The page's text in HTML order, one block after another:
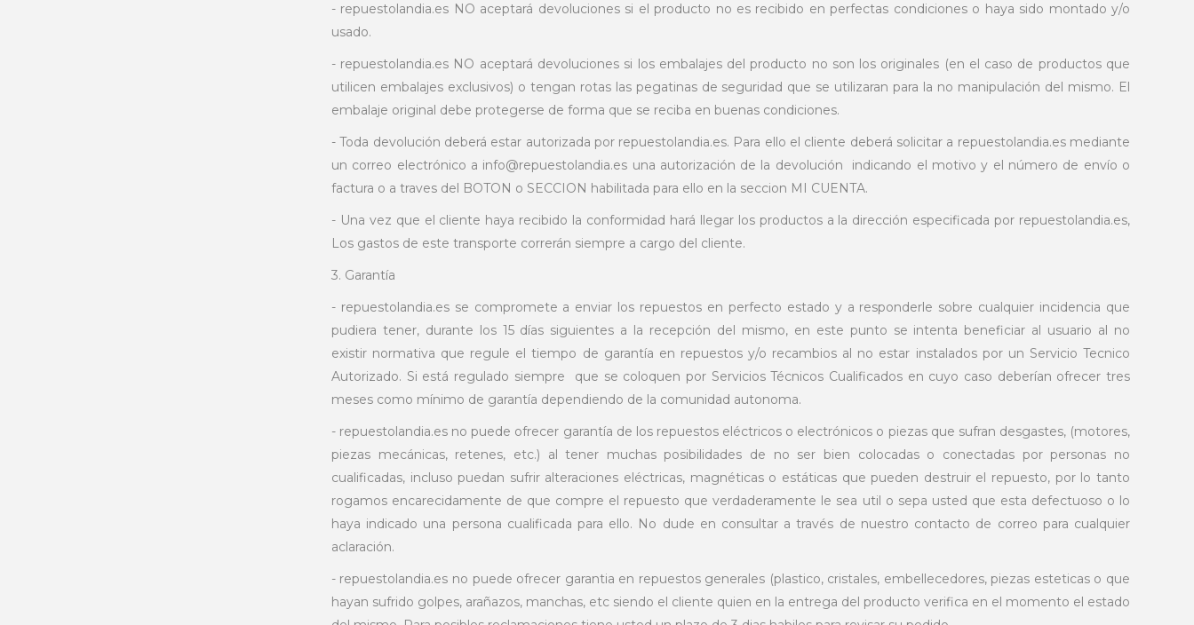
- repuestolandia.es NO aceptará devoluciones si el producto no es recibido en perfectas condiciones o haya sido montado y/o
usado.
- repuestolandia.es NO aceptará devoluciones si los embalajes del producto no son los originales (en el caso de productos que
utilicen embalajes exclusivos) o tengan rotas las pegatinas de seguridad que se utilizaran para la no manipulación del mismo. El
embalaje original debe protegerse de forma que se reciba en buenas condiciones.
- Toda devolución deberá estar autorizada por repuestolandia.es. Para ello el cliente deberá solicitar a repuestolandia.es mediante
un correo electrónico a info@repuestolandia.es una autorización de la devolución indicando el motivo y el número de envío o
factura o a traves del BOTON o SECCION habilitada para ello en la seccion MI CUENTA.
- Una vez que el cliente haya recibido la conformidad hará llegar los productos a la dirección especificada por repuestolandia.es,
Los gastos de este transporte correrán siempre a cargo del cliente.
3. Garantía
- repuestolandia.es se compromete a enviar los repuestos en perfecto estado y a responderle sobre cualquier incidencia que
pudiera tener, durante los 15 días siguientes a la recepción del mismo, en este punto se intenta beneficiar al usuario al no
existir normativa que regule el tiempo de garantía en repuestos y/o recambios al no estar instalados por un Servicio Tecnico
Autorizado. Si está regulado siempre que se coloquen por Servicios Técnicos Cualificados en cuyo caso deberían ofrecer tres
meses como mínimo de garantía dependiendo de la comunidad autonoma.
- repuestolandia.es no puede ofrecer garantía de los repuestos eléctricos o electrónicos o piezas que sufran desgastes, (motores,
piezas mecánicas, retenes, etc.) al tener muchas posibilidades de no ser bien colocadas o conectadas por personas no
cualificadas, incluso puedan sufrir alteraciones eléctricas, magnéticas o estáticas que pueden destruir el repuesto, por lo tanto
rogamos encarecidamente de que compre el repuesto que verdaderamente le sea util o sepa usted que esta defectuoso o lo
haya indicado una persona cualificada para ello. No dude en consultar a través de nuestro contacto de correo para cualquier
aclaración.
- repuestolandia.es no puede ofrecer garantia en repuestos generales (plastico, cristales, embellecedores, piezas esteticas o que
hayan sufrido golpes, arañazos, manchas, etc siendo el cliente quien en la entrega del producto verifica en el momento el estado